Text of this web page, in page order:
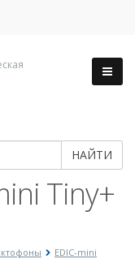
НАЙТИ
Tiny+
EDIC-mini